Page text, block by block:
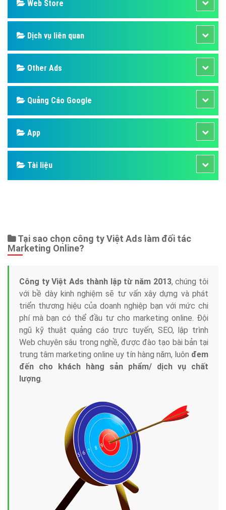
Web Store
Dịch vụ liên quan
Other Ads
Quảng Cáo Google
App
Tài liệu
Tại sao chọn công ty Việt Ads làm đối tác
Marketing Online?
Công ty Việt Ads thành lập từ năm 2013
với bề dày kinh nghiệm sẽ tư vấn xây dựng và phát
triển thương hiệu của doanh nghiệp bạn với mức chi
phí mà bạn có thể đầu tư cho marketing online. Đội
ngũ kỹ thuật quảng cáo trực tuyến, SEO, lập trình